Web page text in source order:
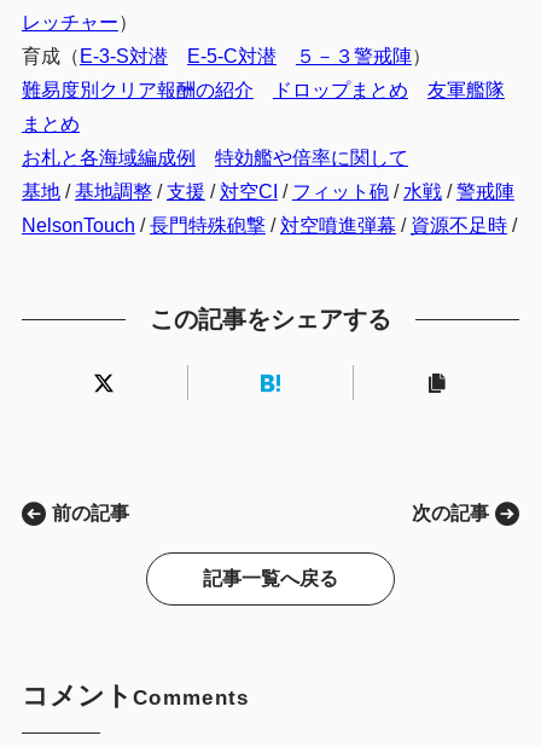
レッチャー）
育成（ E-3-S対潜 E-5-C対潜 ５－３警戒陣）
難易度別クリア報酬の紹介
ドロップまとめ
友軍艦隊
まとめ
お札と各海域編成例
特効艦や倍率に関して
基地/基地調整/支援 /対空CI / フィット砲/ 水戦/警戒陣
NelsonTouch /長門特殊砲撃/対空噴進弾幕 / 資源不足時/
この記事をシェアする
前の記事
記事一覧へ戻る
次の記事
コメント Comments